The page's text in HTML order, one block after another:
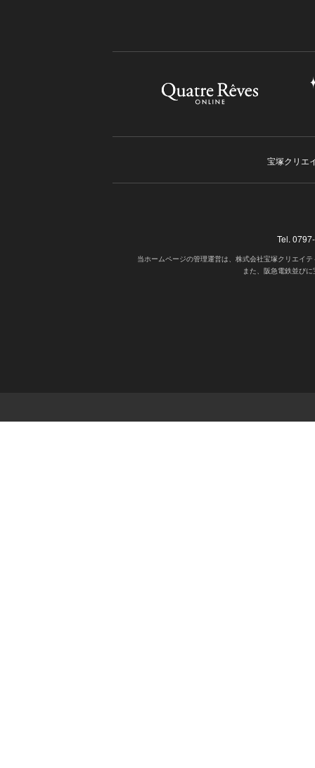
宝塚クリエ
Tel.
当ホームページの管理運営は、株式会社宝塚クリエイ
また、阪急電鉄並び